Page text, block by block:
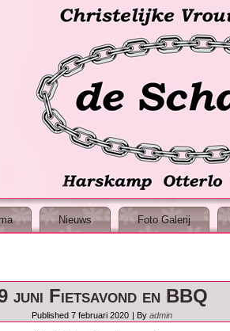
Nieuws Foto Galerij
juni Fietsavond en BBQ
Published 7 februari 2020 | By admin